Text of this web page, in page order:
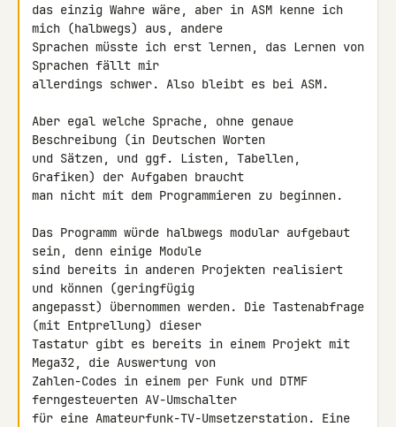
das einzig Wahre wäre, aber in ASM kenne ich
mich (halbwegs) aus, andere
Sprachen müsste ich erst lernen, das Lernen von
Sprachen fällt mir
allerdings schwer. Also bleibt es bei ASM.
Aber egal welche Sprache, ohne genaue
Beschreibung (in Deutschen Worten
und Sätzen, und ggf. Listen, Tabellen,
Grafiken) der Aufgaben braucht
man nicht mit dem Programmieren zu beginnen.
Das Programm würde halbwegs modular aufgebaut
sein, denn einige Module
sind bereits in anderen Projekten realisiert
und können (geringfügig
angepasst) übernommen werden. Die Tastenabfrage
(mit Entprellung) dieser
Tastatur gibt es bereits in einem Projekt mit
Mega32, die Auswertung von
Zahlen-Codes in einem per Funk und DTMF
ferngesteuerten AV-Umschalter
für eine Amateurfunk-TV-Umsetzerstation. Eine